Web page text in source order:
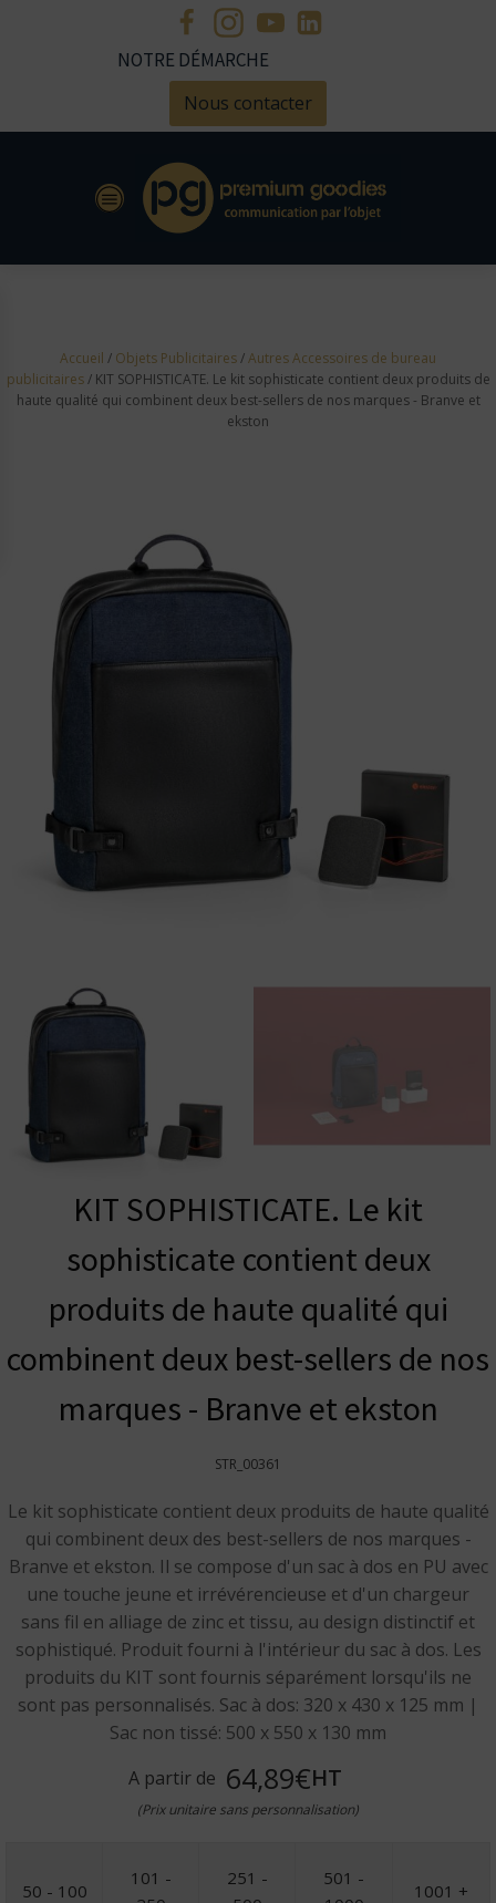
NOTRE DÉMARCHE
Nous contacter
Accueil / Objets Publicitaires/Autres Accessoires de bureau
publicitaires/ KIT SOPHISTICATE. Le kit sophisticate contient deux produits de
haute qualité qui combinent deux best-sellers de nos marques - Branve et
ekston
KIT SOPHISTICATE. Le kit
sophisticate contient deux
produits de haute qualité qui
combinent deux best-sellers de nos
marques - Branve et ekston
STR_00361
Le kit sophisticate contient deux produits de haute qualité
qui combinent deux des best-sellers de nos marques -
Branve et ekston. Il se compose d'un sac à dos en PU avec
une touche jeune et irrévérencieuse et d'un chargeur
sans fil en alliage de zinc et tissu, au design distinctif et
sophistiqué. Produit fourni à l'intérieur du sac à dos. Les
produits du KIT sont fournis séparément lorsqu'ils ne
sont pas personnalisés. Sac à dos: 320 x 430 x 125 mm |
Sac non tissé: 500 x 550 x 130 mm
A partir de 64,89€HT
(Prix unitaire sans personnalisation)
50 - 100
101 -
251 -
501 -
1001 +